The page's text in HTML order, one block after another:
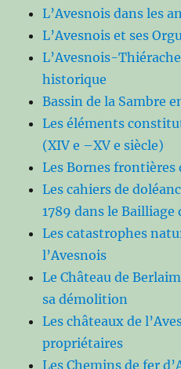
L’Avesnois dans les
L’Avesnois et ses
L’Avesnois-
historique
Bassin de la Sambre
Les éléments
(XIV e –XV e siècle)
Les Bornes frontières
Les cahiers de
1789 dans le Bailliage
Les catastrophes
l’Avesnois
Le Château de
sa démolition
Les châteaux de
propriétaires
Les Chemins de fer